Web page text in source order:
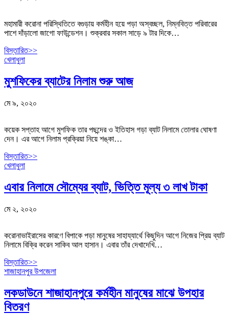
মহামারী করোনা পরিস্থিতিতে বগুড়ায় কর্মহীন হয়ে পড়া অস্বচ্ছল, নিম্নবিত্ত পরিবারের
পাশে দাঁড়ালো জাগো ফাউন্ডেশন। শুক্রবার সকাল সাড়ে ৯ টার দিকে…
বিস্তারিত>>
খেলাধুলা
মুশফিকের ব্যাটের নিলাম শুরু আজ
মে ৯, ২০২০
কয়েক সপ্তাহ আগে মুশফিক তার পছন্দের ও ইতিহাস গড়া ব্যাট নিলামে তোলার ঘোষণা
দেন। এর আগে নিলাম প্রক্রিয়া নিয়ে শঙ্কা…
বিস্তারিত>>
খেলাধুলা
এবার নিলামে সৌম্যের ব্যাট, ভিত্তি মূল্য ৩ লাখ টাকা
মে ২, ২০২০
করোনাভাইরাসের কারণে বিপাকে পড়া মানুষের সাহায্যার্থে কিছুদিন আগে নিজের প্রিয় ব্যাট
নিলামে বিক্রি করেন সাকিব আল হাসান। এবার তাঁর দেখাদেখি…
বিস্তারিত>>
শাজাহানপুর উপজেলা
লকডাউনে শাজাহানপুরে কর্মহীন মানুষের মাঝে উপহার
বিতরণ